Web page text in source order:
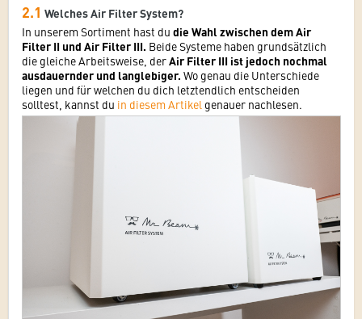
2.1 Welches Air Filter System?
In unserem Sortiment hast du die Wahl zwischen dem Air
Filter II und Air Filter III. Beide Systeme haben grundsätzlich
die gleiche Arbeitsweise, derAir Filter III ist jedoch nochmal
ausdauernder und langlebiger. Wo genau die Unterschiede
liegen und für welchen du dich letztendlich entscheiden
solltest, kannst du in diesem Artikel genauer nachlesen.